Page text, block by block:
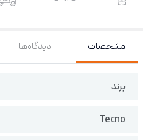
مشخصات دیدگاه‌ها
برند
Tecno